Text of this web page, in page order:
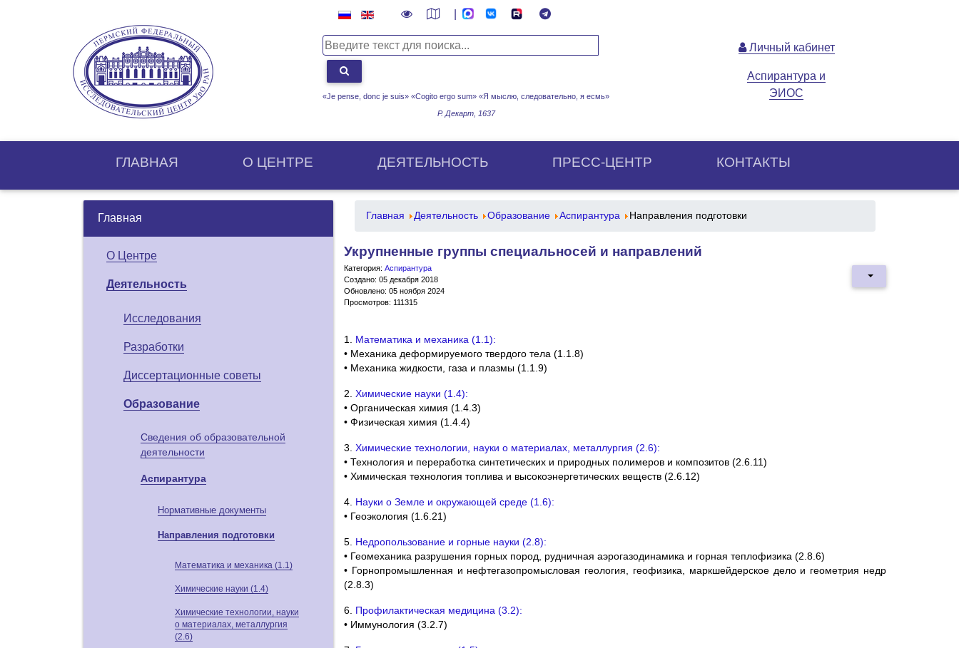
«Je pense, donc je suis» «Cogito ergo sum» «Я мыслю, следовательно, я есмь»
Р. Декарт, 1637
Личный кабинет
Аспирантура и
ЭИОС
ГЛАВНАЯ О ЦЕНТРE ДЕЯТЕЛЬНОСТЬ ПРЕСС-ЦЕНТР КОНТАКТЫ
Главная
О Центре
Деятельность
Исследования
Разработки
Диссертационные советы
Образование
Сведения об образовательной
деятельности
Аспирантура
Нормативные документы
Направления подготовки
Математика и механика (1.1)
Химические науки (1.4)
Химические технологии, науки
о материалах, металлургия
(2.6)
Главная Деятельность Образование Аспирантура Направления подготовки
Укрупненные группы специальносей и направлений
Категория: Аспирантура
Создано: 05 декабря 2018
Обновлено: 05 ноября 2024
Просмотров: 111315
1. Математика и механика (1.1):
• Механика деформируемого твердого тела (1.1.8)
• Механика жидкости, газа и плазмы (1.1.9)
2. Химические науки (1.4):
• Органическая химия (1.4.3)
• Физическая химия (1.4.4)
3. Химические технологии, науки о материалах, металлургия (2.6):
• Технология и переработка синтетических и природных полимеров и композитов (2.6.11)
• Химическая технология топлива и высокоэнергетических веществ (2.6.12)
4. Науки о Земле и окружающей среде (1.6):
• Геоэкология (1.6.21)
5. Недропользование и горные науки (2.8):
• Геомеханика разрушения горных пород, рудничная аэрогазодинамика и горная теплофизика (2.8.6)
• Горнопромышленная и нефтегазопромысловая геология, геофизика, маркшейдерское дело и геометрия недр
(2.8.3)
6. Профилактическая медицина (3.2):
• Иммунология (3.2.7)